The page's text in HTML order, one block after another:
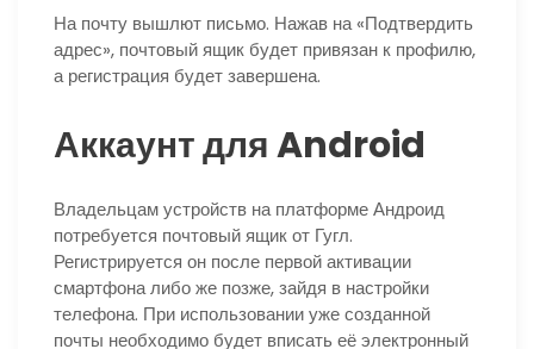
На почту вышлют письмо. Нажав на «Подтвердить
адрес», почтовый ящик будет привязан к профилю,
а регистрация будет завершена.
Аккаунт для Android
Владельцам устройств на платформе Андроид
потребуется почтовый ящик от Гугл.
Регистрируется он после первой активации
смартфона либо же позже, зайдя в настройки
телефона. При использовании уже созданной
почты необходимо будет вписать её электронный